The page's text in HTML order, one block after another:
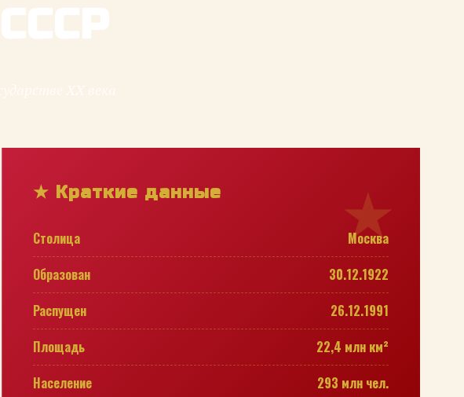
★ Краткие данные
Столица
Москва
Образован
30.12.1922
Распущен
26.12.1991
Площадь
22,4 млн км²
Население
293 млн чел.